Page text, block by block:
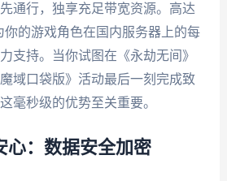
通行，独享充足带宽资源。高达
你的游戏角色在国内服务器上的每
支持。当你试图在《永劫无间》
域口袋版》活动最后一刻完成致
毫秒级的优势至关重要。
心：数据安全加密